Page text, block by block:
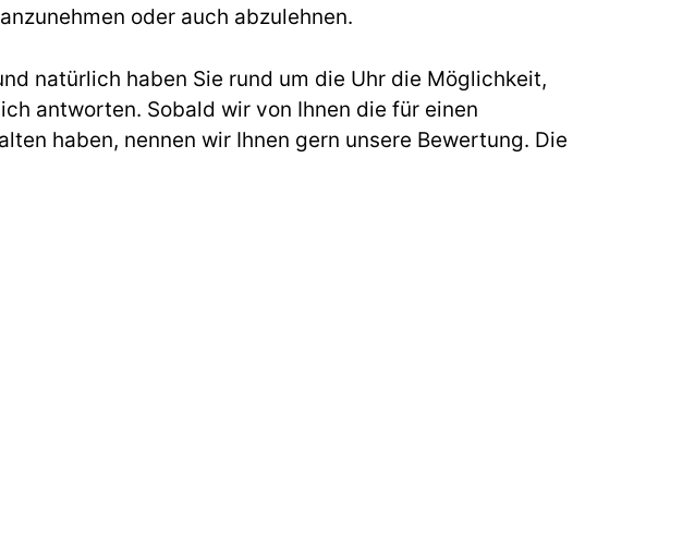
oder auch abzulehnen.
natürlich haben Sie rund um die Uhr die Möglichkeit,
antworten. Sobald wir von Ihnen die für einen
haben, nennen wir Ihnen gern unsere Bewertung. Die